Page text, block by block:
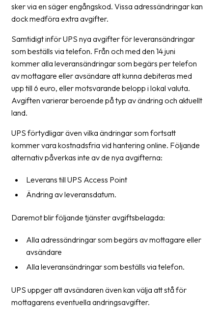
Support
the
company
About
Fraktjakt
Job
&
News
Contact
Terms
and
conditions
sker via en säger engångskod. Vissa adressändringar kan
dock medföra extra avgifter.
Samtidigt inför UPS nya avgifter för leveransändringar
som beställs via telefon. Från och med den 14 juni
kommer alla leveransändringar som begärs per telefon
av mottagare eller avsändare att kunna debiteras med
upp till 6 euro, eller motsvarande belopp i lokal valuta.
Avgiften varierar beroende på typ av ändring och aktuellt
land.
UPS förtydligar även vilka ändringar som fortsatt
kommer vara kostnadsfria vid hantering online. Följande
alternativ påverkas inte av de nya avgifterna:
Leverans till UPS Access Point
Ändring av leveransdatum.
Daremot blir följande tjänster avgiftsbelagda:
Alla adressändringar som begärs av mottagare eller
avsändare
Alla leveransändringar som beställs via telefon.
UPS uppger att avsändaren även kan välja att stå för
mottagarens eventuella andringsavgifter.